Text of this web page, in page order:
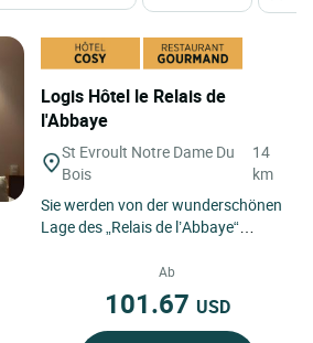
Logis Hôtel le Relais de
l'Abbaye
St Evroult Notre Dame Du
Bois
14
km
Sie werden von der wunderschönen
Lage des „Relais de l’Abbaye“
Animationen verzaubert sein. ...
Ab
101.67 USD